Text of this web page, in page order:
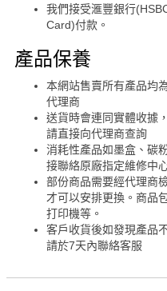
我們接受滙豐銀行
Card)付款。
產品保養
本網站售賣所有產品均
代理商
送貨時會連同實體收據
請直接向代理商查詢
消耗性產品如墨盒、碳
接聯絡原廠指定維修中
部份商品需要經代理商
才可以安排更換。商品
打印機等。
客戶收貨後如發現產品
請於7天內聯絡客服